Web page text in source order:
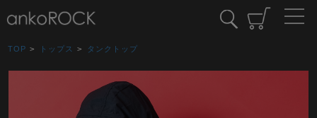
TOP > トップス > タンクトップ